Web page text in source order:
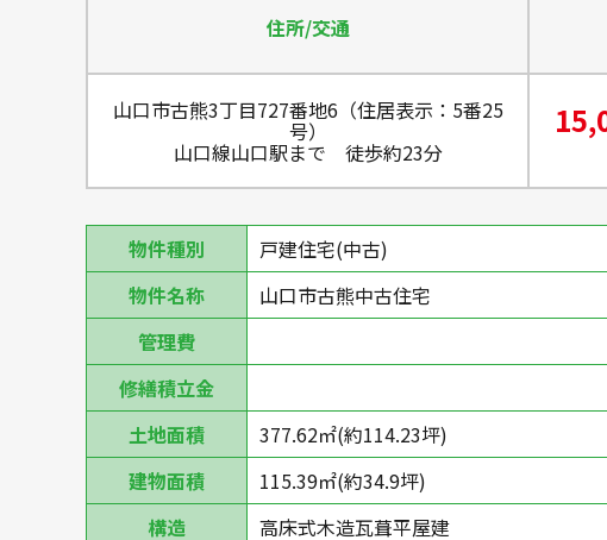
住所/交通
山口市古熊3丁目727番地6（住居表示：5番25
号）
山口線山口駅まで 徒歩約23分
物件種別 戸建住宅(中古)
物件名称
山口市古熊中古住宅
管理費
修繕積立金
土地面積
377.62㎡(約114.23坪)
建物面積
115.39㎡(約34.9坪)
構造
高床式木造瓦葺平屋建